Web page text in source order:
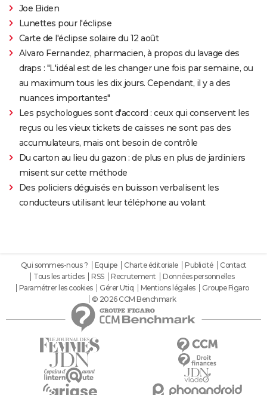
Joe Biden
Lunettes pour l'éclipse
Carte de l'éclipse solaire du 12 août
Alvaro Fernandez, pharmacien, à propos du lavage des
draps : "L'idéal est de les changer une fois par semaine, ou
au maximum tous les dix jours. Cependant, il y a des
nuances importantes"
Les psychologues sont d'accord : ceux qui conservent les
reçus ou les vieux tickets de caisses ne sont pas des
accumulateurs, mais ont besoin de contrôle
Du carton au lieu du gazon : de plus en plus de jardiniers
misent sur cette méthode
Des policiers déguisés en buisson verbalisent les
conducteurs utilisant leur téléphone au volant
Qui sommes-nous ? Equipe Charte éditoriale Publicité
Contact
Tous les articles
RSS Recrutement
Données personnelles
Paramétrer les cookies
Gérer Utiq Mentions légales
Groupe Figaro
© 2026 CCM Benchmark